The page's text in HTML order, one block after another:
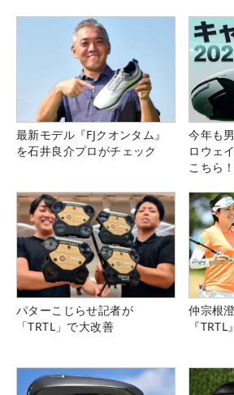
最新モデル『FJクオンタム』
を石井良介プロがチェック
今年も
ロウェ
こちら！
パターこじらせ記者が
「TRTL」で大改善
仲宗根
『